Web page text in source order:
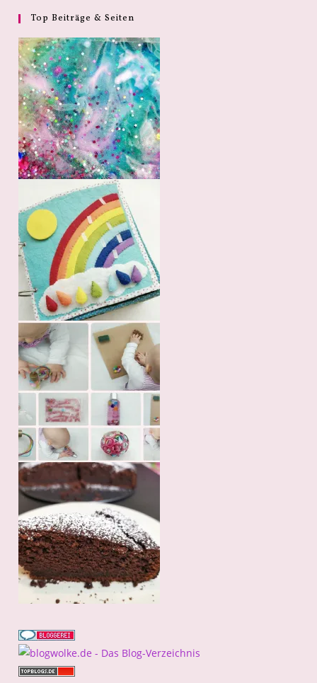
Top Beiträge & Seiten